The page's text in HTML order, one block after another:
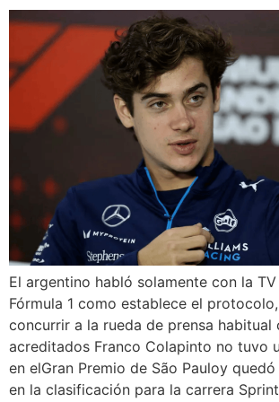
El argentino habló solamente con la
Fórmula 1 como establece el
concurrir a la rueda de prensa habitual
acreditados Franco Colapinto no tuvo
en elGran Premio de São Pauloy
en la clasificación para la carrera